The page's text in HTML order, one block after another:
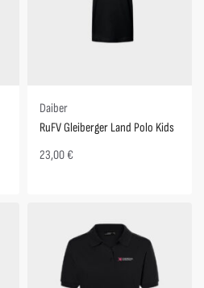
Daiber
RuFV Gleiberger Land Polo Kids
23,00 €